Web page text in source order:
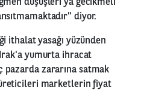
düşüşleri ya gecikmeli
diyor.
ithalat yasağı yüzünden
Irak'a yumurta ihracat
pazarda zararına satmak
marketlerin fiyat